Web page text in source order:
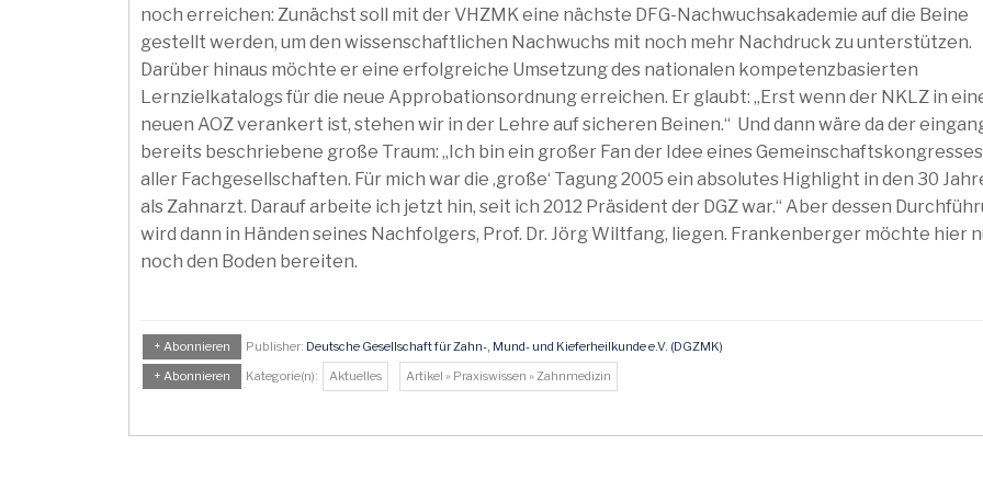
noch erreichen: Zunächst soll mit der VHZMK eine nächste DFG-Nachwuchsakademie auf die Beine
gestellt werden, um den wissenschaftlichen Nachwuchs mit noch mehr Nachdruck zu unterstützen.
Darüber hinaus möchte er eine erfolgreiche Umsetzung des nationalen kompetenzbasierten
Lernzielkatalogs für die neue Approbationsordnung erreichen. Er glaubt: „Erst wenn der NKLZ in
neuen AOZ verankert ist, stehen wir in der Lehre auf sicheren Beinen.“ Und dann wäre da der
bereits beschriebene große Traum: „Ich bin ein großer Fan der Idee eines Gemeinschaftskongresses
aller Fachgesellschaften. Für mich war die ‚große‘ Tagung 2005 ein absolutes Highlight in den 30
als Zahnarzt. Darauf arbeite ich jetzt hin, seit ich 2012 Präsident der DGZ war.“ Aber dessen
wird dann in Händen seines Nachfolgers, Prof. Dr. Jörg Wiltfang, liegen. Frankenberger möchte hier
noch den Boden bereiten.
+ Abonnieren Publisher: Deutsche Gesellschaft für Zahn-, Mund- und Kieferheilkunde e.V. (DGZMK)
+ Abonnieren
Kategorie(n): Aktuelles Artikel » Praxiswissen » Zahnmedizin